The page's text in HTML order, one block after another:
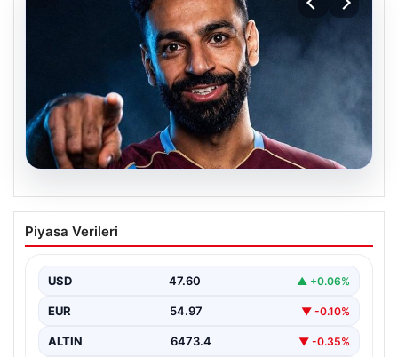
05.08.2026
Mohamed Salah transferinin detayları
açıklandı!
Piyasa Verileri
USD 47.60 ▲ +0.06%
EUR 54.97 ▼ -0.10%
ALTIN 6473.4 ▼ -0.35%